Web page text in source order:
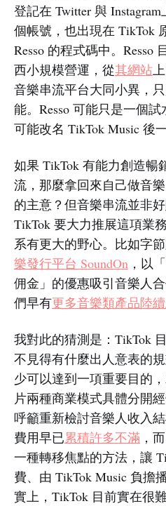
登記在 Twitter 與
個帳號，也出現在 TikTok
Resso 的程式碼中。Resso
西小規模營運，從其網站
音樂串流平台大同小異，
能。Resso 可能只是一個
可能改名 TikTok Music 後
如果 TikTok 有能力創造暢
流，那麼拿回來自己做音
的主意？但音樂串流並非
TikTok 要大力推展這項業
系有更大的野心。比如字
樂發行平台 SoundOn ，以
佣金」的優惠吸引音樂人
們早有更多音樂類產品陸
我對此的猜測是：TikTok
不見得有什麼出人意表的
少可以達到一項重要目的
片兩種商業模式具體分開
呼籲重新檢討音樂人收入
費用早已累積許多不滿 ，
一種轉移焦點的方法，讓
費、由 TikTok Music 負擔
實上，TikTok 目前實在很